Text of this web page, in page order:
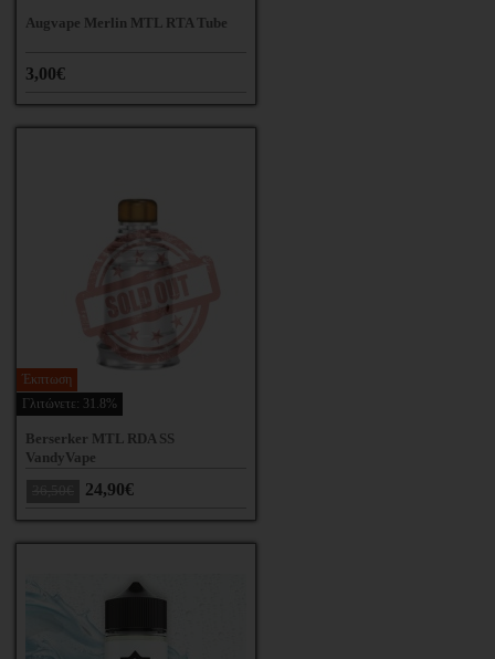
Augvape Merlin MTL RTA Tube
3,00€
Berserker MTL RDA SS
VandyVape
24,90€
Έκπτωση
Γλιτώνετε: 31.8%